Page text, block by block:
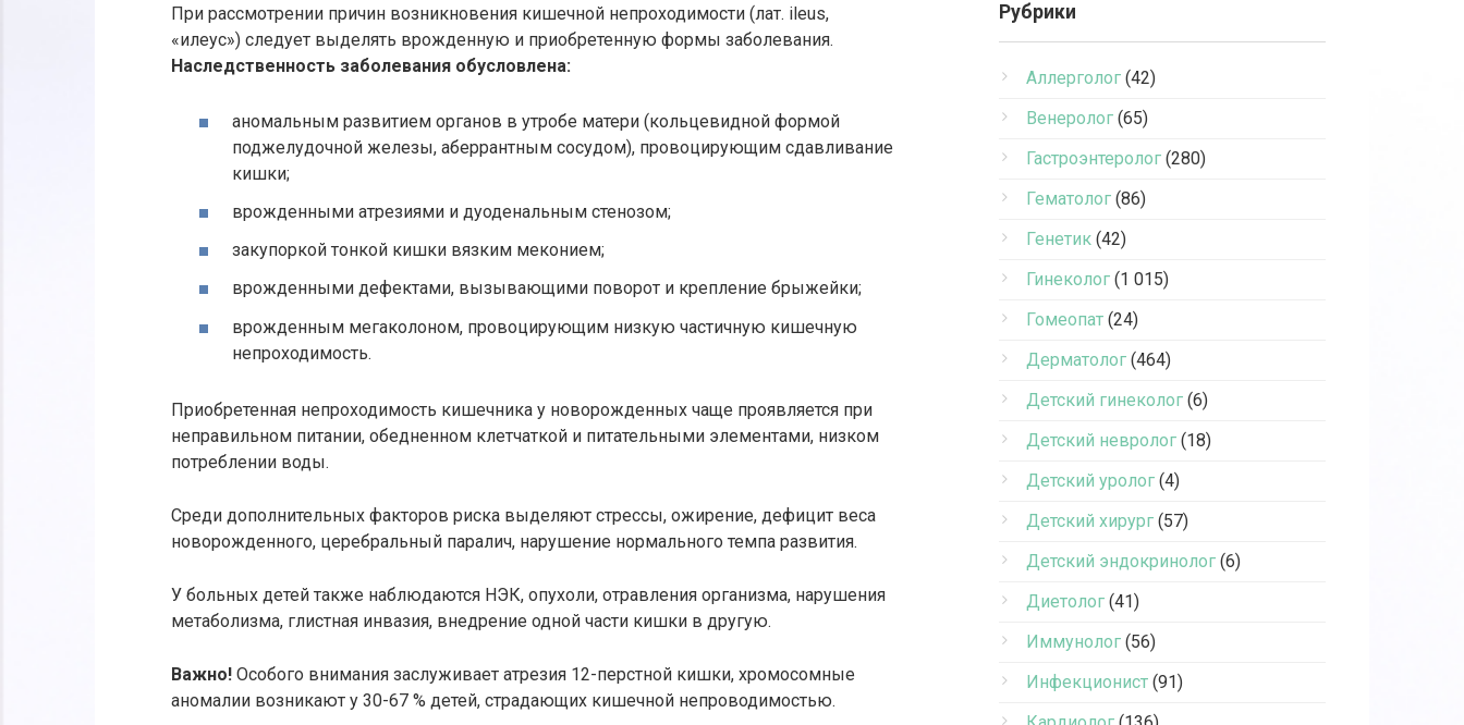
При рассмотрении причин возникновения кишечной непроходимости (лат. ileus,
«илеус») следует выделять врожденную и приобретенную формы заболевания.
Наследственность заболевания обусловлена:
аномальным развитием органов в утробе матери (кольцевидной формой
поджелудочной железы, аберрантным сосудом), провоцирующим сдавливание
кишки;
врожденными атрезиями и дуоденальным стенозом;
закупоркой тонкой кишки вязким меконием;
врожденными дефектами, вызывающими поворот и крепление брыжейки;
врожденным мегаколоном, провоцирующим низкую частичную кишечную
непроходимость.
Приобретенная непроходимость кишечника у новорожденных чаще проявляется при
неправильном питании, обедненном клетчаткой и питательными элементами, низком
потреблении воды.
Среди дополнительных факторов риска выделяют стрессы, ожирение, дефицит веса
новорожденного, церебральный паралич, нарушение нормального темпа развития.
У больных детей также наблюдаются НЭК, опухоли, отравления организма, нарушения
метаболизма, глистная инвазия, внедрение одной части кишки в другую.
Важно! Особого внимания заслуживает атрезия 12-перстной кишки, хромосомные
аномалии возникают у 30-67 % детей, страдающих кишечной непроводимостью.
Рубрики
Аллерголог (42)
Венеролог (65)
Гастроэнтеролог (280)
Гематолог (86)
Генетик (42)
Гинеколог (1 015)
Гомеопат (24)
Дерматолог (464)
Детский гинеколог (6)
Детский невролог (18)
Детский уролог (4)
Детский хирург (57)
Детский эндокринолог (6)
Диетолог (41)
Иммунолог (56)
Инфекционист (91)